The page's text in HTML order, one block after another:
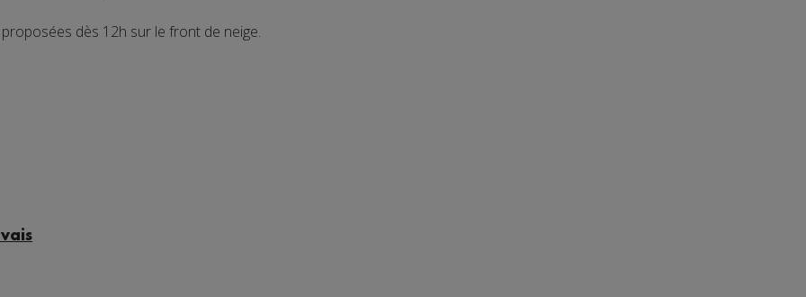
dès 12h sur le front de neige.